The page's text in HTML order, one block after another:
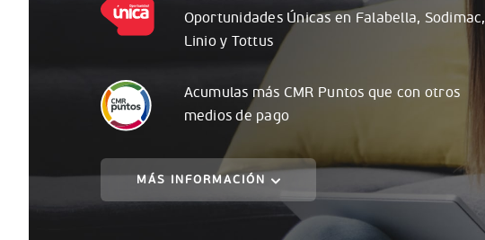
OportunidadesÚnicasen Falabella, Sodimac,
Linio y Tottus
Acumulas más CMR Puntos que con otros
medios de pago
MÁS INFORMACIÓN